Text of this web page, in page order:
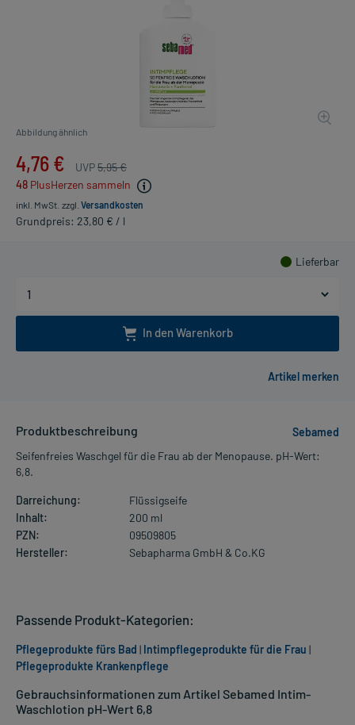
Abbildung ähnlich
4,76 € UVP5,95 €
48 PlusHerzen sammeln
inkl. MwSt. zzgl. Versandkosten
Grundpreis: 23,80 € / l
Lieferbar
In den Warenkorb
Produktbeschreibung
Sebamed
Seifenfreies Waschgel für die Frau ab der Menopause. pH-Wert:
6,8.
Darreichung:
Flüssigseife
Inhalt:
200 ml
PZN:
09509805
Hersteller:
Sebapharma GmbH & Co.KG
Gebrauchsinformationen zum Artikel Sebamed Intim-
Waschlotion pH-Wert 6,8
Passende Produkt-Kategorien:
Pflegeprodukte fürs Bad | Intimpflegeprodukte für die Frau |
Pflegeprodukte Krankenpflege